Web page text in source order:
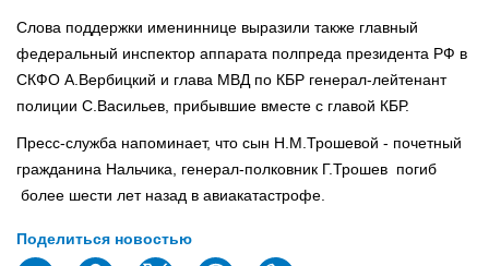
Слова поддержки имениннице выразили также главный
федеральный инспектор аппарата полпреда президента РФ в
СКФО А.Вербицкий и глава МВД по КБР генерал-лейтенант
полиции С.Васильев, прибывшие вместе с главой КБР.
Пресс-служба напоминает, что сын Н.М.Трошевой - почетный
гражданина Нальчика, генерал-полковник Г.Трошев погиб
более шести лет назад в авиакатастрофе.
Поделиться новостью